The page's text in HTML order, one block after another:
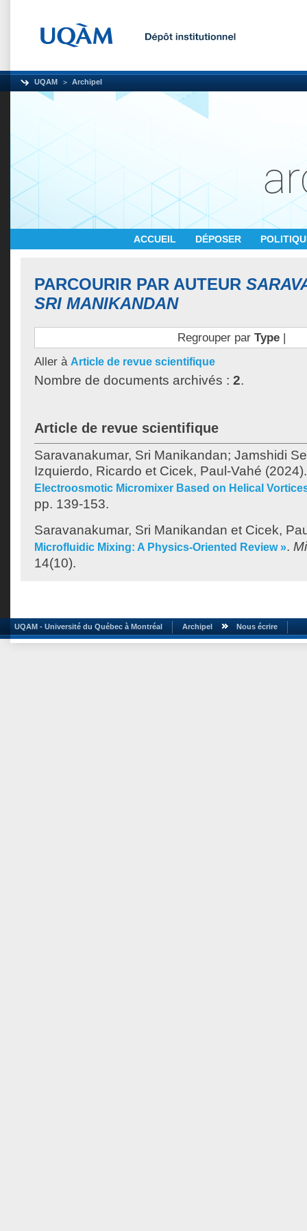
UQAM Archipel
ACCUEIL DÉPOSER
PARCOURIR PAR AUTEUR
SRI MANIKANDAN
Regrouper par Type|
Aller à Article de revue scientifique
Nombre de documents archivés : 2.
Article de revue scientifique
Saravanakumar, Sri Manikandan; Jamshidi
Izquierdo, Ricardo et Cicek, Paul-Vahé
Electroosmotic Micromixer Based on Helical
pp. 139-153.
Saravanakumar, Sri Manikandan et Cicek,
Microfluidic Mixing: A Physics-Oriented Review ».
14(10).
UQAM - Université du Québec à Montréal Archipel Nous écrire